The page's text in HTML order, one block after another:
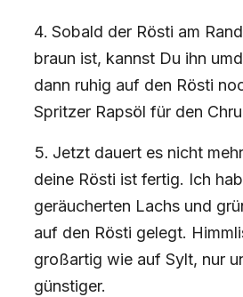
Sobald der Rösti am
braun ist, kannst Du ihn
dann ruhig auf den Rösti
Spritzer Rapsöl für den
Jetzt dauert es nicht
deine Rösti ist fertig. Ich
geräucherten Lachs und
auf den Rösti gelegt.
großartig wie auf Sylt, nur
günstiger.